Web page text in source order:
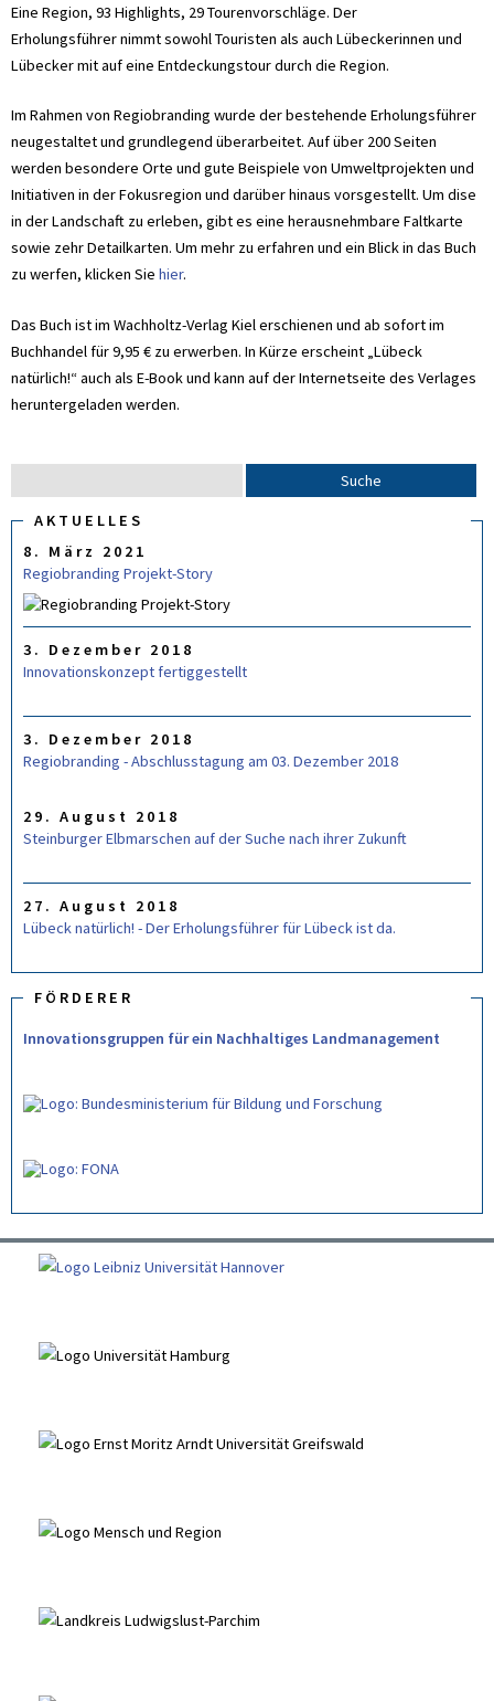
Eine Region, 93 Highlights, 29 Tourenvorschläge. Der
Erholungsführer nimmt sowohl Touristen als auch Lübeckerinnen und
Lübecker mit auf eine Entdeckungstour durch die Region.
Im Rahmen von Regiobranding wurde der bestehende Erholungsführer
neugestaltet und grundlegend überarbeitet. Auf über 200 Seiten
werden besondere Orte und gute Beispiele von Umweltprojekten und
Initiativen in der Fokusregion und darüber hinaus vorsgestellt. Um dise
in der Landschaft zu erleben, gibt es eine herausnehmbare Faltkarte
sowie zehr Detailkarten. Um mehr zu erfahren und ein Blick in das Buch
zu werfen, klicken Sie hier.
Das Buch ist im Wachholtz-Verlag Kiel erschienen und ab sofort im
Buchhandel für 9,95 € zu erwerben. In Kürze erscheint „Lübeck
natürlich!“ auch als E-Book und kann auf der Internetseite des Verlages
heruntergeladen werden.
U
C
O
M
u
AKTUELLES
8. März 2021
Regiobranding Projekt-Story
3. Dezember 2018
Innovationskonzept fertiggestellt
3. Dezember 2018
Regiobranding - Abschlusstagung am 03. Dezember 2018
29. August 2018
Steinburger Elbmarschen auf der Suche nach ihrer Zukunft
27. August 2018
Lübeck natürlich! - Der Erholungsführer für Lübeck ist da.
FÖRDERER
Innovationsgruppen für ein Nachhaltiges Landmanagement